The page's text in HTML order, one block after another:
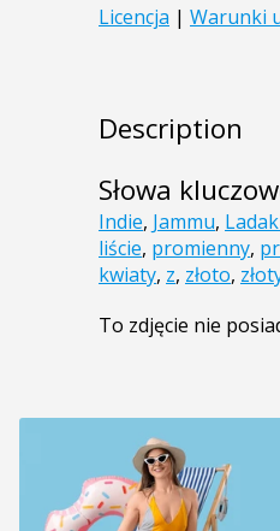
Description
Słowa
Indie, Jammu,
liście, promienny,
kwiaty, z, złoto,
To zdjęcie nie